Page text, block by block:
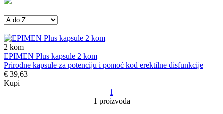
2 kom
EPIMEN Plus kapsule 2 kom
Prirodne kapsule za potenciju i pomoć kod erektilne disfunkcije
€ 39,63
Kupi
1
1 proizvoda